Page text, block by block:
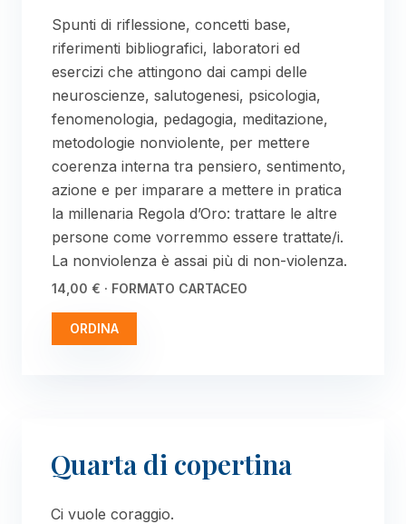
Spunti di riflessione, concetti base,
riferimenti bibliografici, laboratori ed
esercizi che attingono dai campi delle
neuroscienze, salutogenesi, psicologia,
fenomenologia, pedagogia, meditazione,
metodologie nonviolente, per mettere
coerenza interna tra pensiero, sentimento,
azione e per imparare a mettere in pratica
la millenaria Regola d’Oro: trattare le altre
persone come vorremmo essere trattate/i.
La nonviolenza è assai più di non-violenza.
14,00 € · FORMATO CARTACEO
ORDINA
Quarta di copertina
Ci vuole coraggio.